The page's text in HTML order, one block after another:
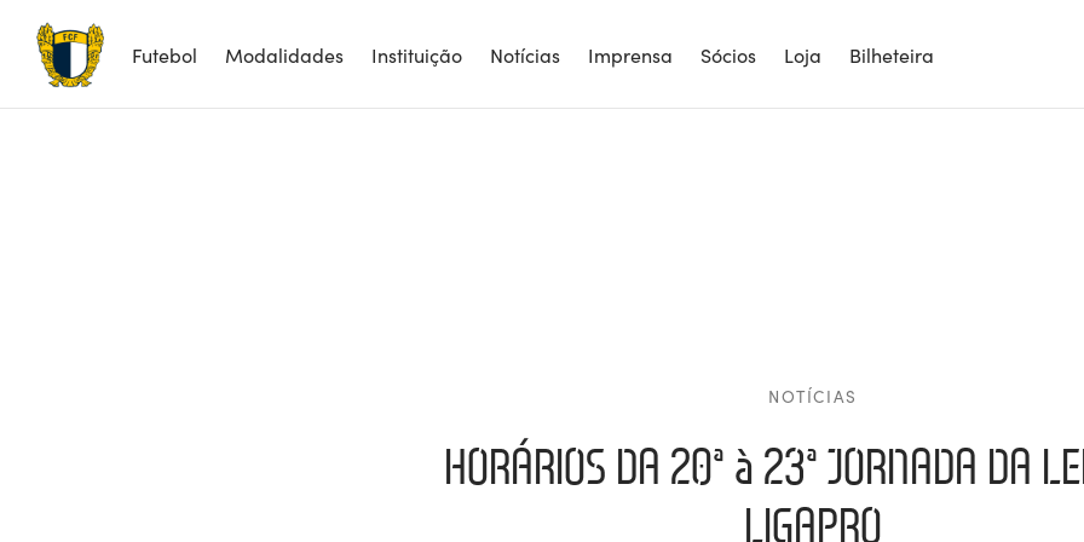
Futebol Modalidades Instituição Notícias Imprensa Sócios Loja Bilheteira
NOTÍCIAS
HORÁRIOS DA 20ª à 23ª JORNADA DA
LIGAPRO